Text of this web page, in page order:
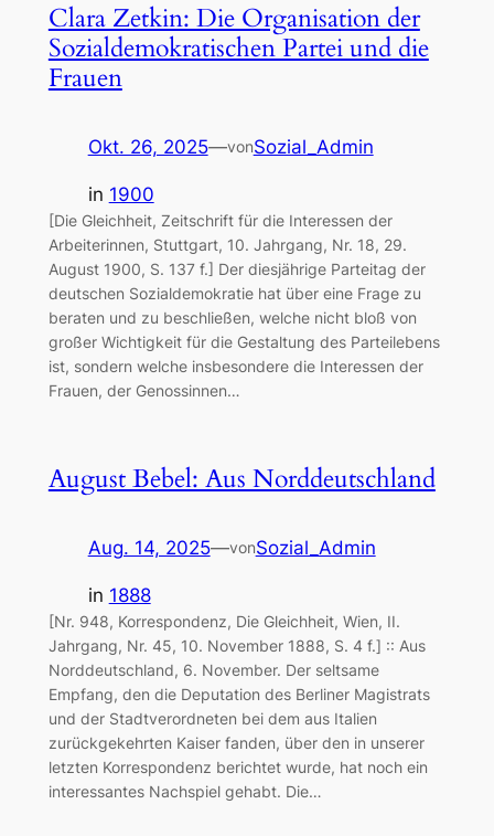
Clara Zetkin: Die Organisation der
Sozialdemokratischen Partei und die
Frauen
Okt. 26, 2025—vonSozial_Admin
in 1900
[Die Gleichheit, Zeitschrift für die Interessen der
Arbeiterinnen, Stuttgart, 10. Jahrgang, Nr. 18, 29.
August 1900, S. 137 f.] Der diesjährige Parteitag der
deutschen Sozialdemokratie hat über eine Frage zu
beraten und zu beschließen, welche nicht bloß von
großer Wichtigkeit für die Gestaltung des Parteilebens
ist, sondern welche insbesondere die Interessen der
Frauen, der Genossinnen…
August Bebel: Aus Norddeutschland
Aug. 14, 2025—vonSozial_Admin
in 1888
[Nr. 948, Korrespondenz, Die Gleichheit, Wien, II.
Jahrgang, Nr. 45, 10. November 1888, S. 4 f.] :: Aus
Norddeutschland, 6. November. Der seltsame
Empfang, den die Deputation des Berliner Magistrats
und der Stadtverordneten bei dem aus Italien
zurückgekehrten Kaiser fanden, über den in unserer
letzten Korrespondenz berichtet wurde, hat noch ein
interessantes Nachspiel gehabt. Die…